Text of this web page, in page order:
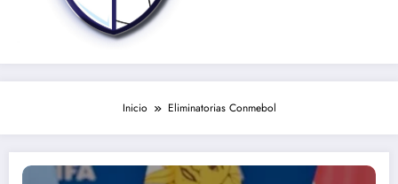
Inicio Eliminatorias Conmebol